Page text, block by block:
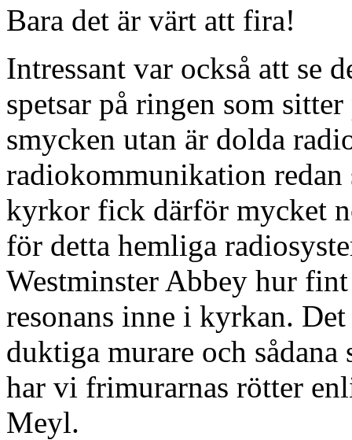
Bara det är värt att fira!
Intressant var också att se
spetsar på ringen som
smycken utan är dolda
radiokommunikation redan
kyrkor fick därför mycket
för detta hemliga
Westminster Abbey hur
resonans inne i kyrkan.
duktiga murare och
har vi frimurarnas rötter
Meyl.